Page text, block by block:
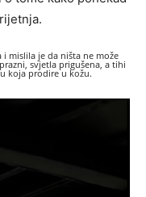
mislila je da ništa ne može
svjetla prigušena, a tihi
koja prodire u kožu.